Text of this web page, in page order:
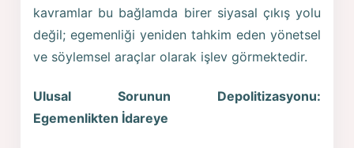
kavramlar bu bağlamda birer siyasal çıkış yolu
değil; egemenliği yeniden tahkim eden yönetsel
ve söylemsel araçlar olarak işlev görmektedir.
Ulusal Sorunun Depolitizasyonu:
Egemenlikten İdareye